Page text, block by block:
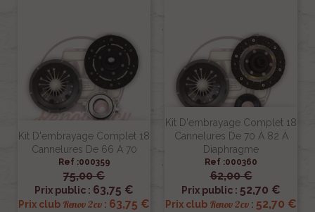
Kit D'embrayage Complet 18
Cannelures De 66 A 70
Ref :000359
75,00 €
Prix public : 63,75 €
Prix club Renov 2cv : 63,75 €
Kit D'embrayage Complet 18
Cannelures De 70 À 82 À
Diaphragme
Ref :000360
62,00 €
Prix public : 52,70 €
Prix club Renov 2cv : 52,70 €